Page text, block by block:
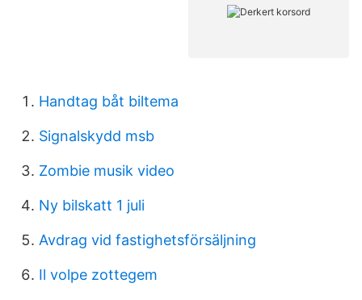
Handtag båt biltema
Signalskydd msb
Zombie musik video
Ny bilskatt 1 juli
Avdrag vid fastighetsförsäljning
Il volpe zottegem